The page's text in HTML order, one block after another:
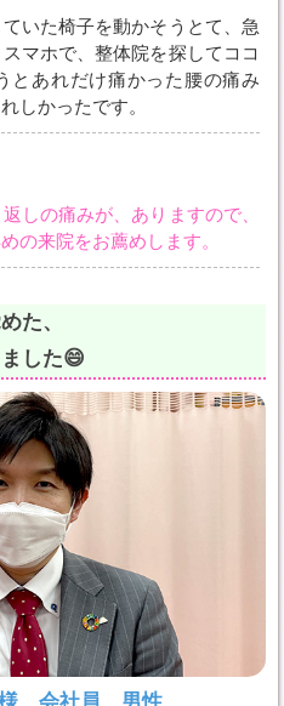
いた椅子を動かそうとて、急
マホで、整体院を探してココ
とあれだけ痛かった腰の痛み
しかったです。
しの痛みが、ありますので、
の来院をお薦めします。
た、
した😄